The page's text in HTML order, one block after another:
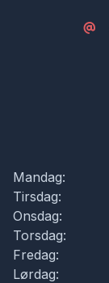
Mandag:
Tirsdag:
Onsdag:
Torsdag:
Fredag:
Lørdag: